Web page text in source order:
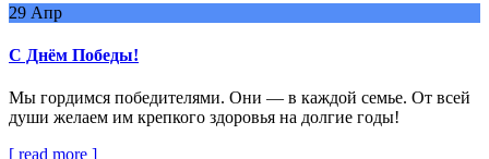
29 Апр
С Днём Победы!
Мы гордимся победителями. Они — в каждой семье. От всей
души желаем им крепкого здоровья на долгие годы!
[ read more ]